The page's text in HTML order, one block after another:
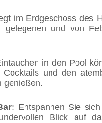
im Erdgeschoss des
und von
in den Pool
Cocktails und den
genießen.
Entspannen Sie
Blick auf